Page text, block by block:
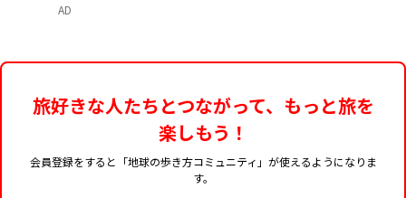
AD
旅好きな人たちとつながって、もっと旅を
楽しもう！
会員登録をすると「地球の歩き方コミュニティ」が使えるようになりま
す。